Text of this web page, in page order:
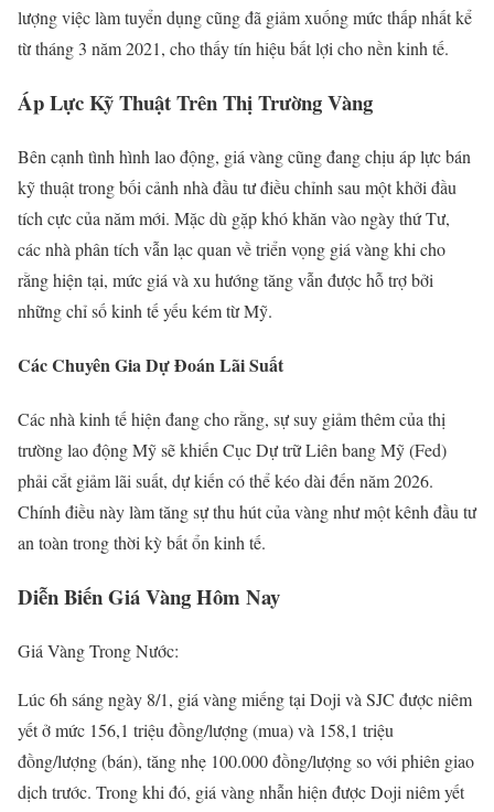
lượng việc làm tuyển dụng cũng đã giảm xuống mức thấp nhất kể
từ tháng 3 năm 2021, cho thấy tín hiệu bất lợi cho nền kinh tế.
Áp Lực Kỹ Thuật Trên Thị Trường Vàng
Bên cạnh tình hình lao động, giá vàng cũng đang chịu áp lực bán
kỹ thuật trong bối cảnh nhà đầu tư điều chỉnh sau một khởi đầu
tích cực của năm mới. Mặc dù gặp khó khăn vào ngày thứ Tư,
các nhà phân tích vẫn lạc quan về triển vọng giá vàng khi cho
rằng hiện tại, mức giá và xu hướng tăng vẫn được hỗ trợ bởi
những chỉ số kinh tế yếu kém từ Mỹ.
Các Chuyên Gia Dự Đoán Lãi Suất
Các nhà kinh tế hiện đang cho rằng, sự suy giảm thêm của thị
trường lao động Mỹ sẽ khiến Cục Dự trữ Liên bang Mỹ (Fed)
phải cắt giảm lãi suất, dự kiến có thể kéo dài đến năm 2026.
Chính điều này làm tăng sự thu hút của vàng như một kênh đầu tư
an toàn trong thời kỳ bất ổn kinh tế.
Diễn Biến Giá Vàng Hôm Nay
Giá Vàng Trong Nước:
Lúc 6h sáng ngày 8/1, giá vàng miếng tại Doji và SJC được niêm
yết ở mức 156,1 triệu đồng/lượng (mua) và 158,1 triệu
đồng/lượng (bán), tăng nhẹ 100.000 đồng/lượng so với phiên giao
dịch trước. Trong khi đó, giá vàng nhẫn hiện được Doji niêm yết